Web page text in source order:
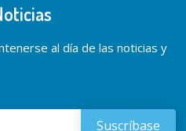
al día de las noticias y